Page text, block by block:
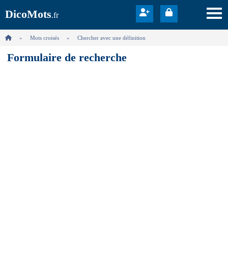
DicoMots.fr
Mots croisés Chercher avec une définition
Formulaire de recherche